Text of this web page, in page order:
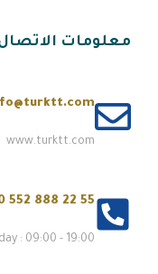
معلومات
www.turktt.com
552 888 22 55
: 09:00 - 19:00